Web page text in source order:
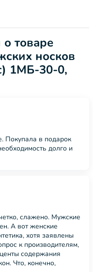
товаре
носков
1МБ-30-0,
Покупала в подарок
долго и
слажено. Мужские
А вот женские
хотя заявлены
к производителям,
содержания
Что, конечно,